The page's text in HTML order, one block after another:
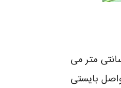
و انجام جوانه برای انتقال به زمین اصلی می بایست فواصل منظم بین هریک از جوانه ها را جهت رشد اصولی رعایت نمود. به ازای هر 40 سانتی متر می
بایستی